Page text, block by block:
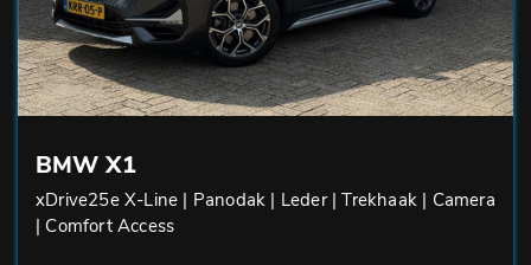
BMW X1
xDrive25e X-Line | Panodak | Leder | Trekhaak | Camera
| Comfort Access